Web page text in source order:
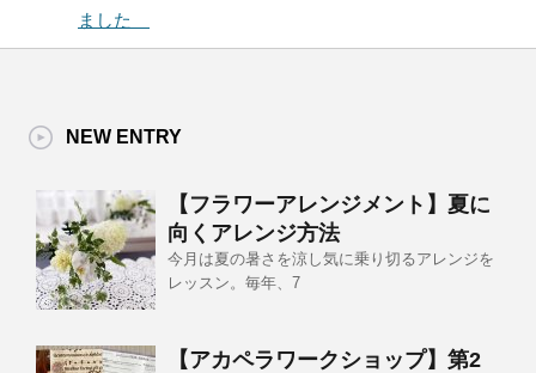
ました
NEW ENTRY
【フラワーアレンジメント】夏に
向くアレンジ方法
今月は夏の暑さを涼し気に乗り切るアレンジを
レッスン。毎年、7
【アカペラワークショップ】第2